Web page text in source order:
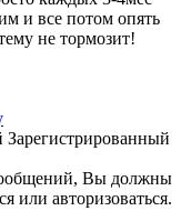
и все потом опять
не тормозит!
Зарегистрированный
Вы должны
или авторизоваться.